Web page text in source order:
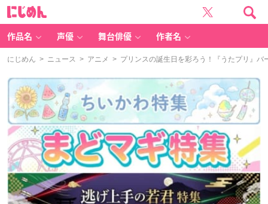
作品名 声優 舞台俳優 作者名
にじめん > ニュース > アニメ > プリンスの誕生日を彩ろう！『うたプリ』バ